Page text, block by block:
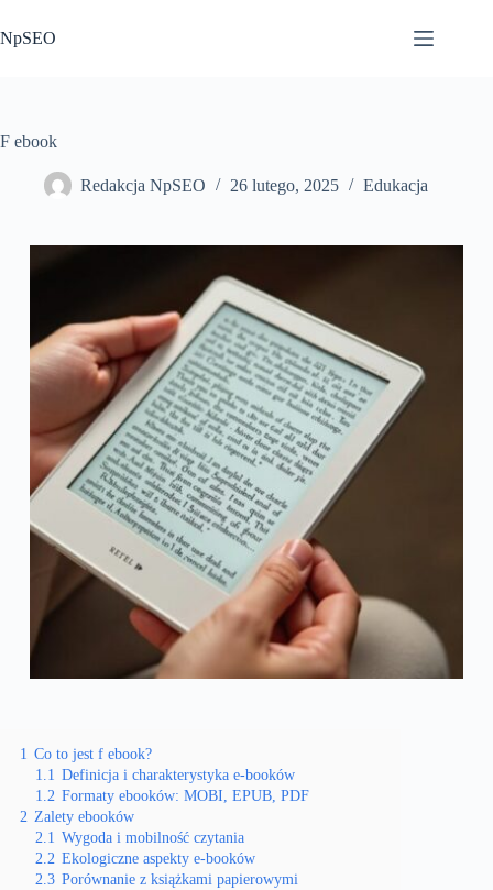
do
treści
NpSEO
F ebook
Redakcja NpSEO 26 lutego, 2025 Edukacja
1 Co to jest f ebook?
1.1 Definicja i charakterystyka e-booków
1.2 Formaty ebooków: MOBI, EPUB, PDF
2 Zalety ebooków
2.1 Wygoda i mobilność czytania
2.2 Ekologiczne aspekty e-booków
2.3 Porównanie z książkami papierowymi